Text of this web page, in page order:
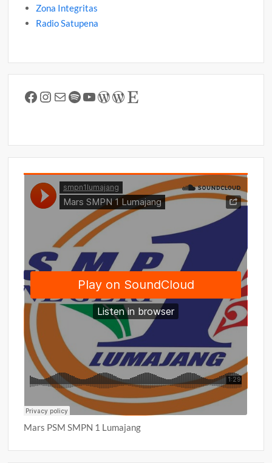
Zona Integritas
Radio Satupena
Facebook
Instagram
MailSpotify
YouTube
WordPress
WordPress
Etsy
Mars PSM SMPN 1 Lumajang